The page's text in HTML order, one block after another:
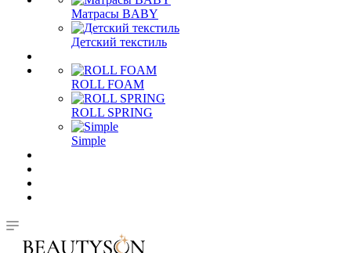
Матрасы BABY
Детский текстиль
ROLL FOAM
ROLL SPRING
Simple